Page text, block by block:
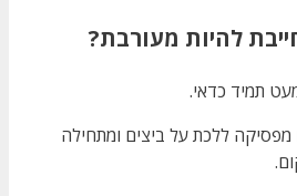
להיות מעורבת?
תמיד כדאי.
ללכת על ביצים ומתחילה